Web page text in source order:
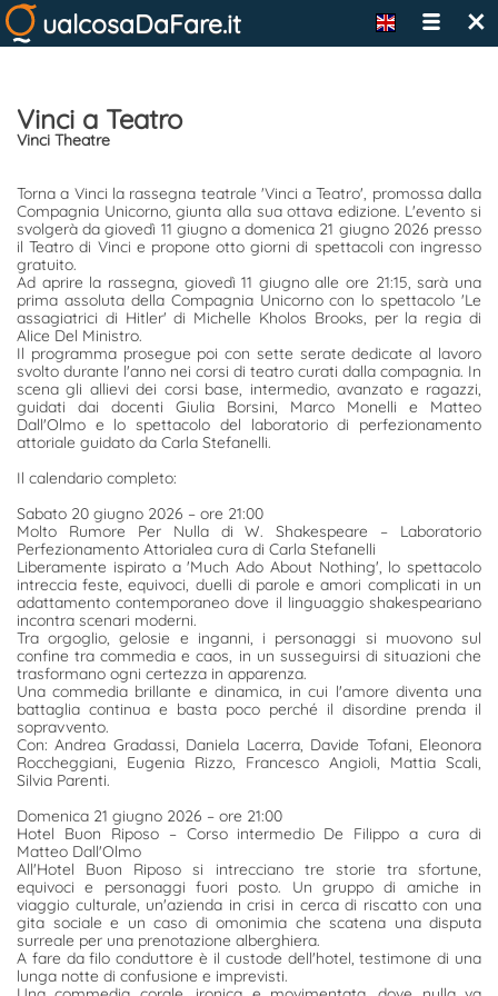
ualcosaDaFare.it ×
Vinci a Teatro
Vinci Theatre
Torna a Vinci la rassegna teatrale 'Vinci a Teatro', promossa dalla
Compagnia Unicorno, giunta alla sua ottava edizione. L'evento si
svolgerà da giovedì 11 giugno a domenica 21 giugno 2026 presso
il Teatro di Vinci e propone otto giorni di spettacoli con ingresso
gratuito.
Ad aprire la rassegna, giovedì 11 giugno alle ore 21:15, sarà una
prima assoluta della Compagnia Unicorno con lo spettacolo 'Le
assagiatrici di Hitler' di Michelle Kholos Brooks, per la regia di
Alice Del Ministro.
Il programma prosegue poi con sette serate dedicate al lavoro
svolto durante l'anno nei corsi di teatro curati dalla compagnia. In
scena gli allievi dei corsi base, intermedio, avanzato e ragazzi,
guidati dai docenti Giulia Borsini, Marco Monelli e Matteo
Dall'Olmo e lo spettacolo del laboratorio di perfezionamento
attoriale guidato da Carla Stefanelli.
Il calendario completo:
Sabato 20 giugno 2026 – ore 21:00
Molto Rumore Per Nulla di W. Shakespeare – Laboratorio
Perfezionamento Attorialea cura di Carla Stefanelli
Liberamente ispirato a 'Much Ado About Nothing', lo spettacolo
intreccia feste, equivoci, duelli di parole e amori complicati in un
adattamento contemporaneo dove il linguaggio shakespeariano
incontra scenari moderni.
Tra orgoglio, gelosie e inganni, i personaggi si muovono sul
confine tra commedia e caos, in un susseguirsi di situazioni che
trasformano ogni certezza in apparenza.
Una commedia brillante e dinamica, in cui l'amore diventa una
battaglia continua e basta poco perché il disordine prenda il
sopravvento.
Con: Andrea Gradassi, Daniela Lacerra, Davide Tofani, Eleonora
Roccheggiani, Eugenia Rizzo, Francesco Angioli, Mattia Scali,
Silvia Parenti.
Domenica 21 giugno 2026 – ore 21:00
Hotel Buon Riposo – Corso intermedio De Filippo a cura di
Matteo Dall'Olmo
All'Hotel Buon Riposo si intrecciano tre storie tra sfortune,
equivoci e personaggi fuori posto. Un gruppo di amiche in
viaggio culturale, un'azienda in crisi in cerca di riscatto con una
gita sociale e un caso di omonimia che scatena una disputa
surreale per una prenotazione alberghiera.
A fare da filo conduttore è il custode dell'hotel, testimone di una
lunga notte di confusione e imprevisti.